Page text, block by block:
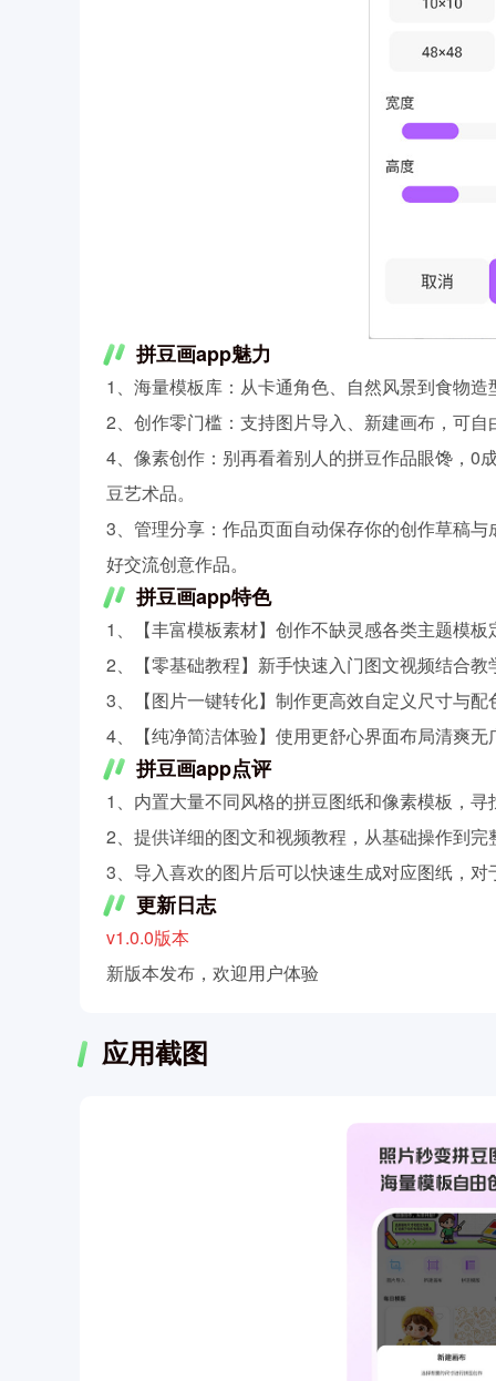
拼豆画app魅力
1、海量模板库：从卡通角色、自然风景到食物
2、创作零门槛：支持图片导入、新建画布，可
4、像素创作：别再看着别人的拼豆作品眼馋，0
豆艺术品。
3、管理分享：作品页面自动保存你的创作草稿
好交流创意作品。
拼豆画app特色
1、【丰富模板素材】创作不缺灵感各类主题模
2、【零基础教程】新手快速入门图文视频结合
3、【图片一键转化】制作更高效自定义尺寸与
4、【纯净简洁体验】使用更舒心界面布局清爽
拼豆画app点评
1、内置大量不同风格的拼豆图纸和像素模板，
2、提供详细的图文和视频教程，从基础操作到
3、导入喜欢的图片后可以快速生成对应图纸，
更新日志
v1.0.0版本
新版本发布，欢迎用户体验
应用截图